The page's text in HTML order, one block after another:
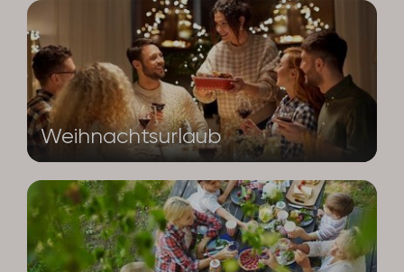
Weihnachtsurlaub